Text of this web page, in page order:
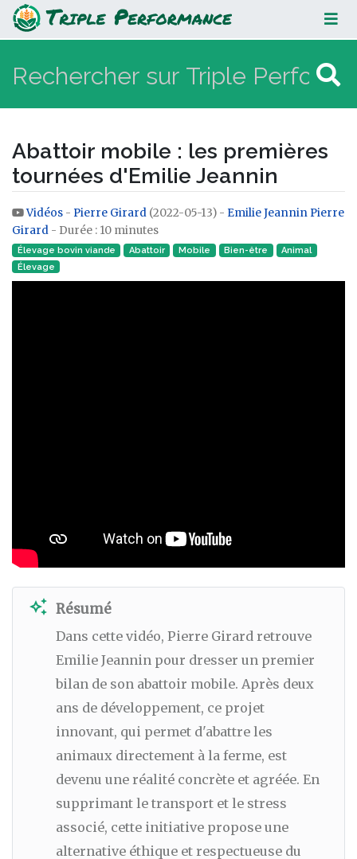
Abattoir mobile : les premières
tournées d'Emilie Jeannin
Abattoir mobile : les premières
tournées d'Emilie Jeannin
Aller à :navigation,rechercher
Vidéos - Pierre Girard (2022-05-13) - Emilie JeanninPierre
Girard - Durée : 10 minutes
Élevage bovin viande Abattoir Mobile Bien-être
Animal
Élevage
auto_awesome Résumé
Dans cette vidéo, Pierre Girard retrouve
Emilie Jeannin pour dresser un premier
bilan de son abattoir mobile. Après deux
ans de développement, ce projet
innovant, qui permet d'abattre les
animaux directement à la ferme, est
devenu une réalité concrète et agréée. En
supprimant le transport et le stress
associé, cette initiative propose une
alternative éthique et respectueuse du